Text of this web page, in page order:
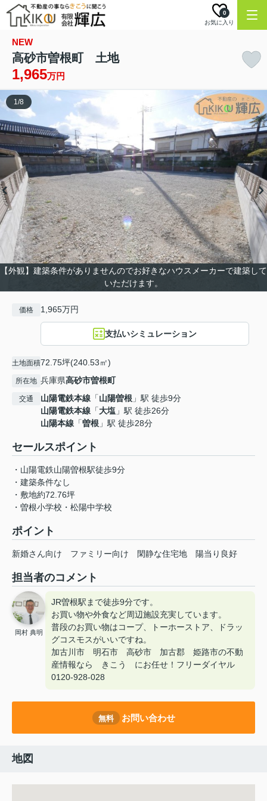
お気に入り
0
NEW
高砂市曽根町 土地
1,965万円
【外観】建築条件がありませんのでお好きなハウスメーカーで建築して
いただけます。
1/8
価格 1,965万円
支払いシミュレーション
土地面積72.75坪(240.53㎡)
所在地 兵庫県高砂市曽根町
交通 山陽電鉄本線 「山陽曽根 」駅 徒歩9分
山陽電鉄本線 「大塩 」駅 徒歩26分
山陽本線 「曽根 」駅 徒歩28分
セールスポイント
・山陽電鉄山陽曽根駅徒歩9分
・建築条件なし
・敷地約72.76坪
・曽根小学校・松陽中学校
ポイント
新婚さん向け ファミリー向け 閑静な住宅地 陽当り良好
担当者のコメント
岡村 典明
JR曽根駅まで徒歩9分です。
お買い物や外食など周辺施設充実しています。
普段のお買い物はコープ、トーホーストア、ドラッ
グコスモスがいいですね。
加古川市 明石市 高砂市 加古郡 姫路市の不動
産情報なら きこう にお任せ！フリーダイヤル
0120-928-028
無料 お問い合わせ
地図